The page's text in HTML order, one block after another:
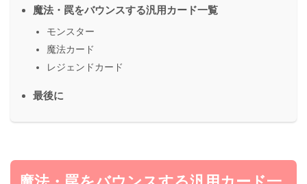
魔法・罠をバウンスする汎用カード一覧
モンスター
魔法カード
レジェンドカード
最後に